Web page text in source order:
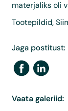
materjaliks oli
Tootepildid,
Jaga postitust:
Vaata galeriid: